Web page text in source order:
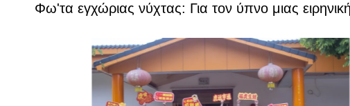
Φω'τα εγχώριας νύχτας: Για τον ύπνο μιας